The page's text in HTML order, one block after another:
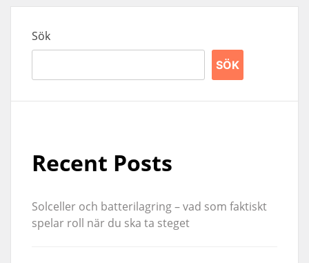
Sök
SÖK
Recent Posts
Solceller och batterilagring – vad som faktiskt
spelar roll när du ska ta steget